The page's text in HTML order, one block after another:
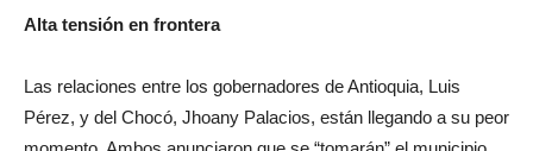
Alta tensión en frontera
Las relaciones entre los gobernadores de Antioquia, Luis
Pérez, y del Chocó, Jhoany Palacios, están llegando a su peor